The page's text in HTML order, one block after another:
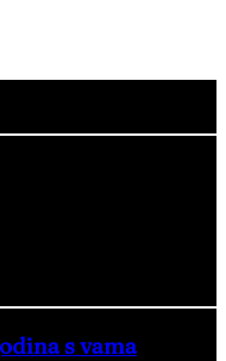
s vama